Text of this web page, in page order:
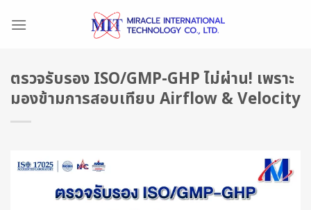
ตรวจรับรอง ISO/GMP-GHP ไม่ผ่าน! เพราะ
มองข้ามการสอบเทียบ Airflow & Velocity